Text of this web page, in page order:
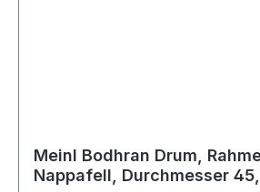
Meinl Bodhran Drum,
Nappafell, Durchmesser